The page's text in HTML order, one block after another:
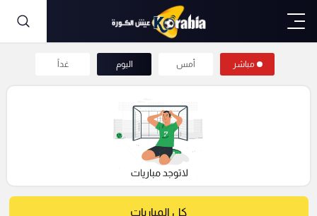
مباشر أمس اليوم غداً
كل المباريات